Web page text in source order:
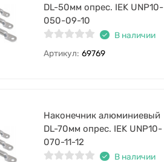
DL-50мм опрес. IEK UNP10-
050-09-10
В наличии
Артикул: 69769
Наконечник алюминиевый
DL-70мм опрес. IEK UNP10-
070-11-12
В наличии